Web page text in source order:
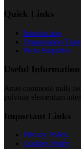
Quick Links
Introduction
Organisation
Press Enquiries
Useful Information
Amet commodo nulla
pulvinar elementum
Important Links
Privacy Policy
Cookies Policy